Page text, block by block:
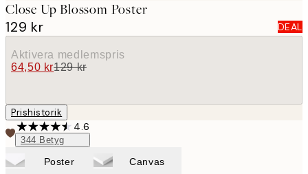
Close Up Blossom Poster
129 kr DEAL
Aktivera medlemspris
64,50 kr129 kr
Prishistorik
4.6
344 Betyg
Poster Canvas